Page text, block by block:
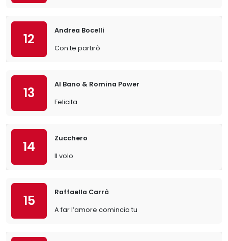
12
Andrea Bocelli
Con te partirò
13
Al Bano & Romina Power
Felicita
14
Zucchero
Il volo
15
Raffaella Carrà
A far l’amore comincia tu